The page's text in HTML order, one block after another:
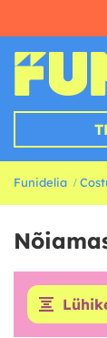
Funidelia